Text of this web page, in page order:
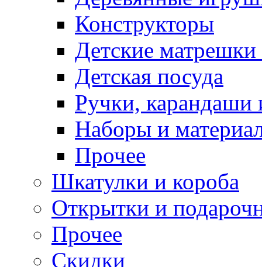
Конструкторы
Детские
Детская посуда
Ручки,
Наборы и
Прочее
Шкатулки и короба
Открытки и
Прочее
Скидки